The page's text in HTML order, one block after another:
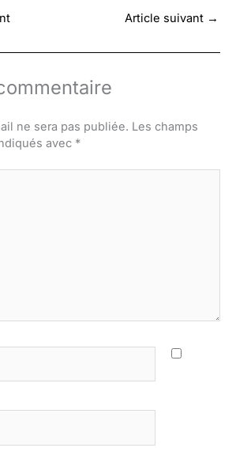
Article suivant →
ne sera pas publiée. Les champs
avec *